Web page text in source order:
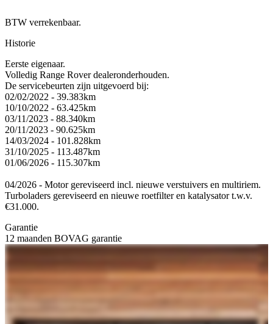
BTW verrekenbaar.
Historie
Eerste eigenaar.
Volledig Range Rover dealeronderhouden.
De servicebeurten zijn uitgevoerd bij:
02/02/2022 - 39.383km
10/10/2022 - 63.425km
03/11/2023 - 88.340km
20/11/2023 - 90.625km
14/03/2024 - 101.828km
31/10/2025 - 113.487km
01/06/2026 - 115.307km
04/2026 - Motor gereviseerd incl. nieuwe verstuivers en multiriem.
Turboladers gereviseerd en nieuwe roetfilter en katalysator t.w.v.
€31.000.
Garantie
12 maanden BOVAG garantie